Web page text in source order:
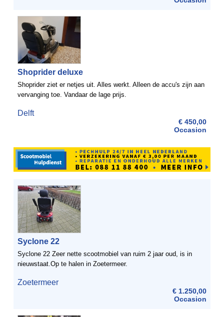
Shoprider deluxe
Shoprider ziet er netjes uit. Alles werkt. Alleen de accu's zijn aan
vervanging toe. Vandaar de lage prijs.
Delft
€ 450,00
Occasion
Syclone 22
Syclone 22 Zeer nette scootmobiel van ruim 2 jaar oud, is in
nieuwstaat.Op te halen in Zoetermeer.
Zoetermeer
€ 1.250,00
Occasion